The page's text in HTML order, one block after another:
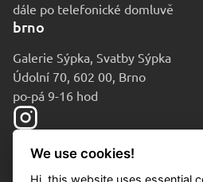
dále po telefonické domluvě
brno
Galerie Sýpka, Svatby Sýpka
Údolní 70, 602 00, Brno
po-pá 9-16 hod
We use cookies!
Hi, this website uses essential